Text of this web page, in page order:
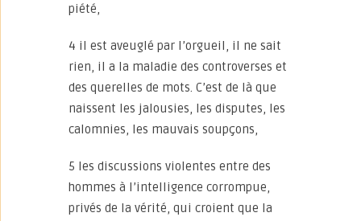
piété,
4 il est aveuglé par l’orgueil, il ne sait
rien, il a la maladie des controverses et
des querelles de mots. C’est de là que
naissent les jalousies, les disputes, les
calomnies, les mauvais soupçons,
5 les discussions violentes entre des
hommes à l’intelligence corrompue,
privés de la vérité, qui croient que la